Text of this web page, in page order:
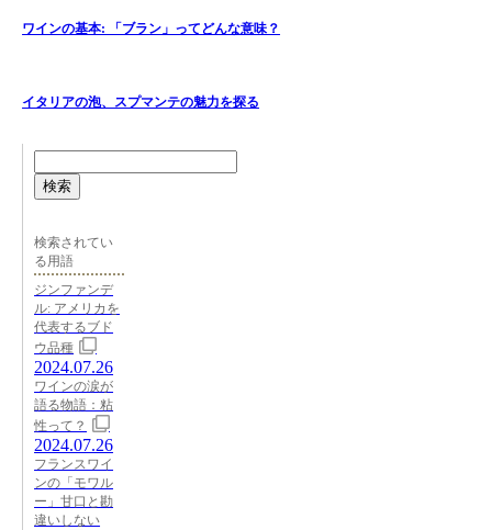
ワインの基本: 「ブラン」ってどんな意味？
イタリアの泡、スプマンテの魅力を探る
検索
検索されてい
る用語
ジンファンデ
ル: アメリカを
代表するブド
ウ品種
2024.07.26
ワインの涙が
語る物語：粘
性って？
2024.07.26
フランスワイ
ンの「モワル
ー」甘口と勘
違いしない